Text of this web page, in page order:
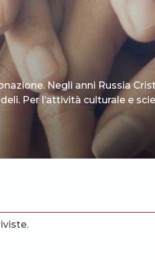
Negli anni Russia
Per l’attività culturale e